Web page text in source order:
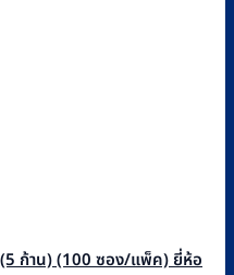
(5 ก้าน) (100 ซอง/แพ็ค) ยี่ห้อ